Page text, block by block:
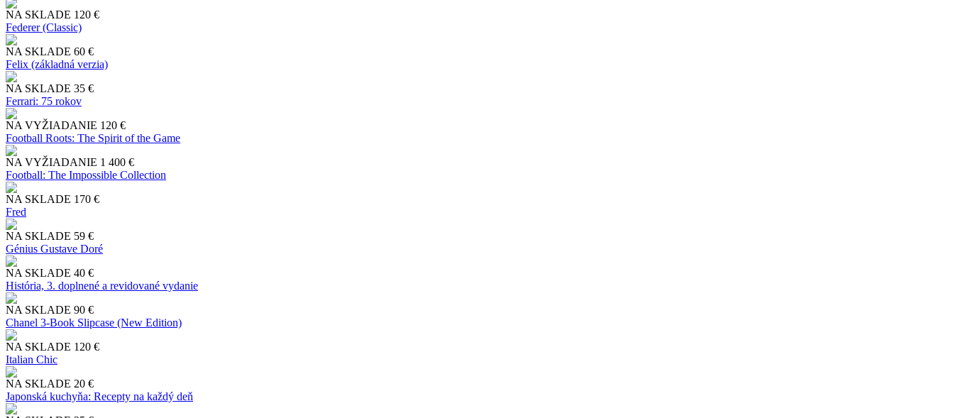
NA SKLADE 120 €
Federer (Classic)
NA SKLADE 60 €
Felix (základná verzia)
NA SKLADE 35 €
Ferrari: 75 rokov
NA VYŽIADANIE 120 €
Football Roots: The Spirit of the Game
NA VYŽIADANIE 1 400 €
Football: The Impossible Collection
NA SKLADE 170 €
Fred
NA SKLADE 59 €
Génius Gustave Doré
NA SKLADE 40 €
História, 3. doplnené a revidované vydanie
NA SKLADE 90 €
Chanel 3-Book Slipcase (New Edition)
NA SKLADE 120 €
Italian Chic
NA SKLADE 20 €
Japonská kuchyňa: Recepty na každý deň